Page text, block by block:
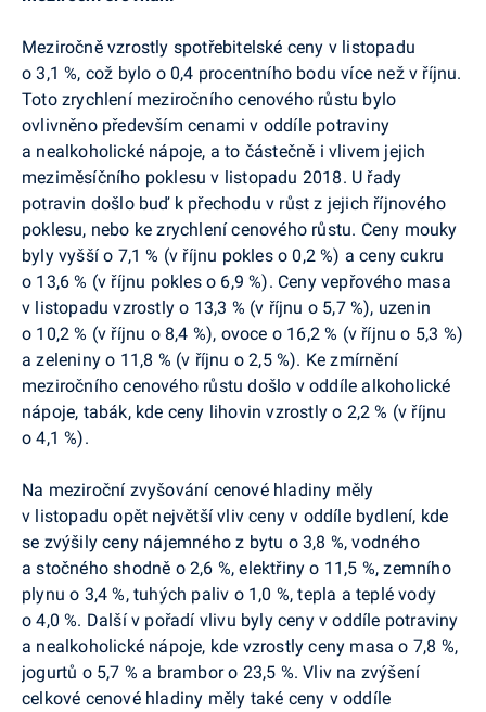
Meziročně vzrostly spotřebitelské ceny v listopadu
o 3,1 %, což bylo o 0,4 procentního bodu více než v říjnu.
Toto zrychlení meziročního cenového růstu bylo
ovlivněno především cenami v oddíle potraviny
a nealkoholické nápoje, a to částečně i vlivem jejich
meziměsíčního poklesu v listopadu 2018. U řady
potravin došlo buď k přechodu v růst z jejich říjnového
poklesu, nebo ke zrychlení cenového růstu. Ceny mouky
byly vyšší o 7,1 % (v říjnu pokles o 0,2 %) a ceny cukru
o 13,6 % (v říjnu pokles o 6,9 %). Ceny vepřového masa
v listopadu vzrostly o 13,3 % (v říjnu o 5,7 %), uzenin
o 10,2 % (v říjnu o 8,4 %), ovoce o 16,2 % (v říjnu o 5,3 %)
a zeleniny o 11,8 % (v říjnu o 2,5 %). Ke zmírnění
meziročního cenového růstu došlo v oddíle alkoholické
nápoje, tabák, kde ceny lihovin vzrostly o 2,2 % (v říjnu
o 4,1 %).
Na meziroční zvyšování cenové hladiny měly
v listopadu opět největší vliv ceny v oddíle bydlení, kde
se zvýšily ceny nájemného z bytu o 3,8 %, vodného
a stočného shodně o 2,6 %, elektřiny o 11,5 %, zemního
plynu o 3,4 %, tuhých paliv o 1,0 %, tepla a teplé vody
o 4,0 %. Další v pořadí vlivu byly ceny v oddíle potraviny
a nealkoholické nápoje, kde vzrostly ceny masa o 7,8 %,
jogurtů o 5,7 % a brambor o 23,5 %. Vliv na zvýšení
celkové cenové hladiny měly také ceny voddíle